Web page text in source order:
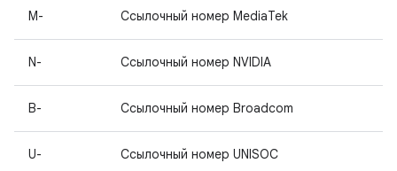
M- Ссылочный номер MediaTek
N- Ссылочный номер NVIDIA
B- Ссылочный номер Broadcom
U- Ссылочный номер UNISOC